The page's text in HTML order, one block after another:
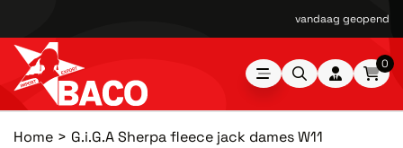
vandaag geopend
0
Home G.i.G.A Sherpa fleece jack dames W11